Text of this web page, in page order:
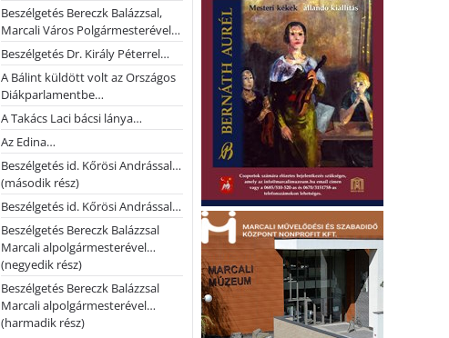
Beszélgetés Bereczk Balázzsal,
Marcali Város Polgármesterével…
Beszélgetés Dr. Király Péterrel…
A Bálint küldött volt az Országos
Diákparlamentbe…
A Takács Laci bácsi lánya…
Az Edina…
Beszélgetés id. Kőrösi Andrással…
(második rész)
Beszélgetés id. Kőrösi Andrással…
Beszélgetés Bereczk Balázzsal
Marcali alpolgármesterével…
(negyedik rész)
Beszélgetés Bereczk Balázzsal
Marcali alpolgármesterével…
(harmadik rész)